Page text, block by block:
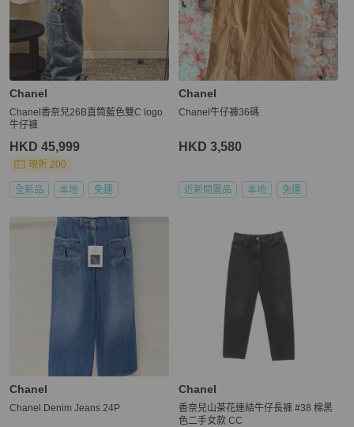
Chanel
Chanel香奈兒26B直筒藍色雙C logo
牛仔褲
HKD 45,999
現折 200
全新品 本地 免運
Chanel
Chanel牛仔褲36碼
HKD 3,580
近新閒置品 本地 免運
Chanel
Chanel Denim Jeans 24P
Chanel
香奈兒山茶花連結牛仔長褲 #38 棉黑
色二手女款 CC